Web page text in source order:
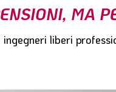
MA
liberi